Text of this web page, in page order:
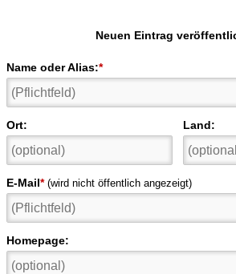
Neuen Eintrag
Name oder Alias:*
Ort: Land:
E-Mail* (wird nicht öffentlich angezeigt)
Homepage: